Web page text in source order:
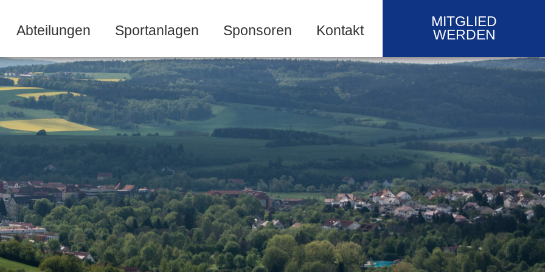
Abteilungen Sportanlagen Sponsoren Kontakt
MITGLIED
WERDEN